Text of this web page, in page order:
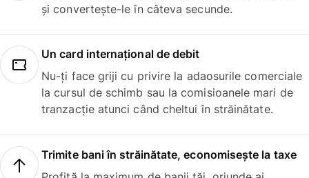
și convertește-le în câteva secunde.
Un card internațional de debit
Nu-ți face griji cu privire la adaosurile comerciale
la cursul de schimb sau la comisioanele mari de
tranzacție atunci când cheltui în străinătate.
Trimite bani în străinătate, economisește la taxe